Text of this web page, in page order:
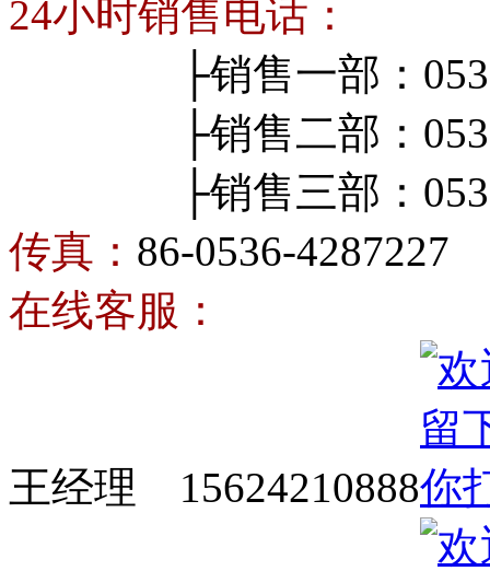
24小时销售电话：
├销售一部：0536-
├销售二部：0536-
├销售三部：0536-
传真： 86-0536-4287227
在线客服：
王经理 15624210888